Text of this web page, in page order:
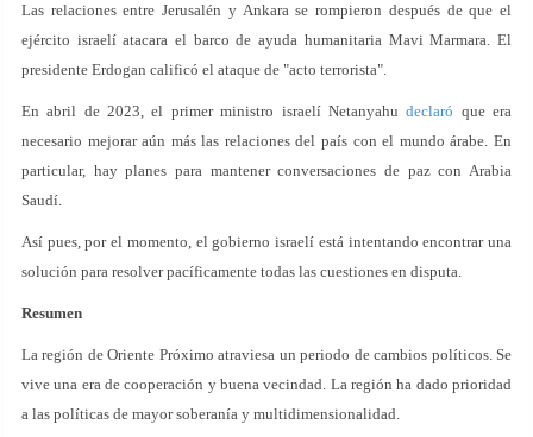
Las relaciones entre Jerusalén y Ankara se rompieron después de que el
ejército israelí atacara el barco de ayuda humanitaria Mavi Marmara. El
presidente Erdogan calificó el ataque de "acto terrorista".
En abril de 2023, el primer ministro israelí Netanyahudeclaró que era
necesario mejorar aún más las relaciones del país con el mundo árabe. En
particular, hay planes para mantener conversaciones de paz con Arabia
Saudí.
Así pues, por el momento, el gobierno israelí está intentando encontrar una
solución para resolver pacíficamente todas las cuestiones en disputa.
Resumen
La región de Oriente Próximo atraviesa un periodo de cambios políticos. Se
vive una era de cooperación y buena vecindad. La región ha dado prioridad
a las políticas de mayor soberanía y multidimensionalidad.